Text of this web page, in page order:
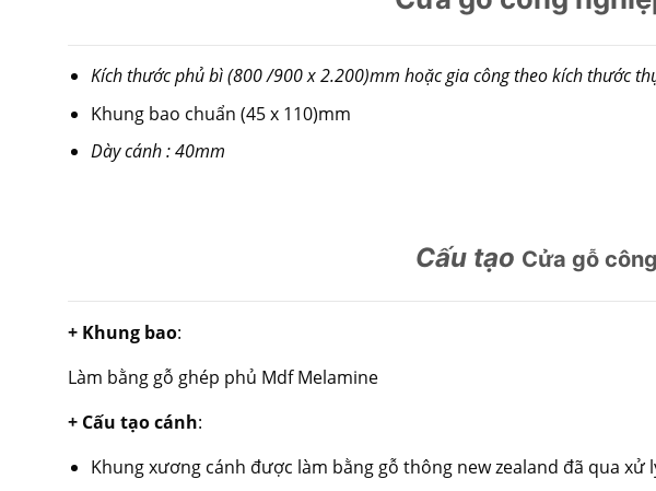
Kích thước phủ bì (800 /900 x 2.200)mm hoặc gia công theo kích thước
Khung bao chuẩn (45 x 110)mm
Dày cánh : 40mm
Cấu tạo Cửa gỗ
+ Khung bao:
Làm bằng gỗ ghép phủ Mdf Melamine
+ Cấu tạo cánh:
Khung xương cánh được làm bằng gỗ thông new zealand đã qua xử